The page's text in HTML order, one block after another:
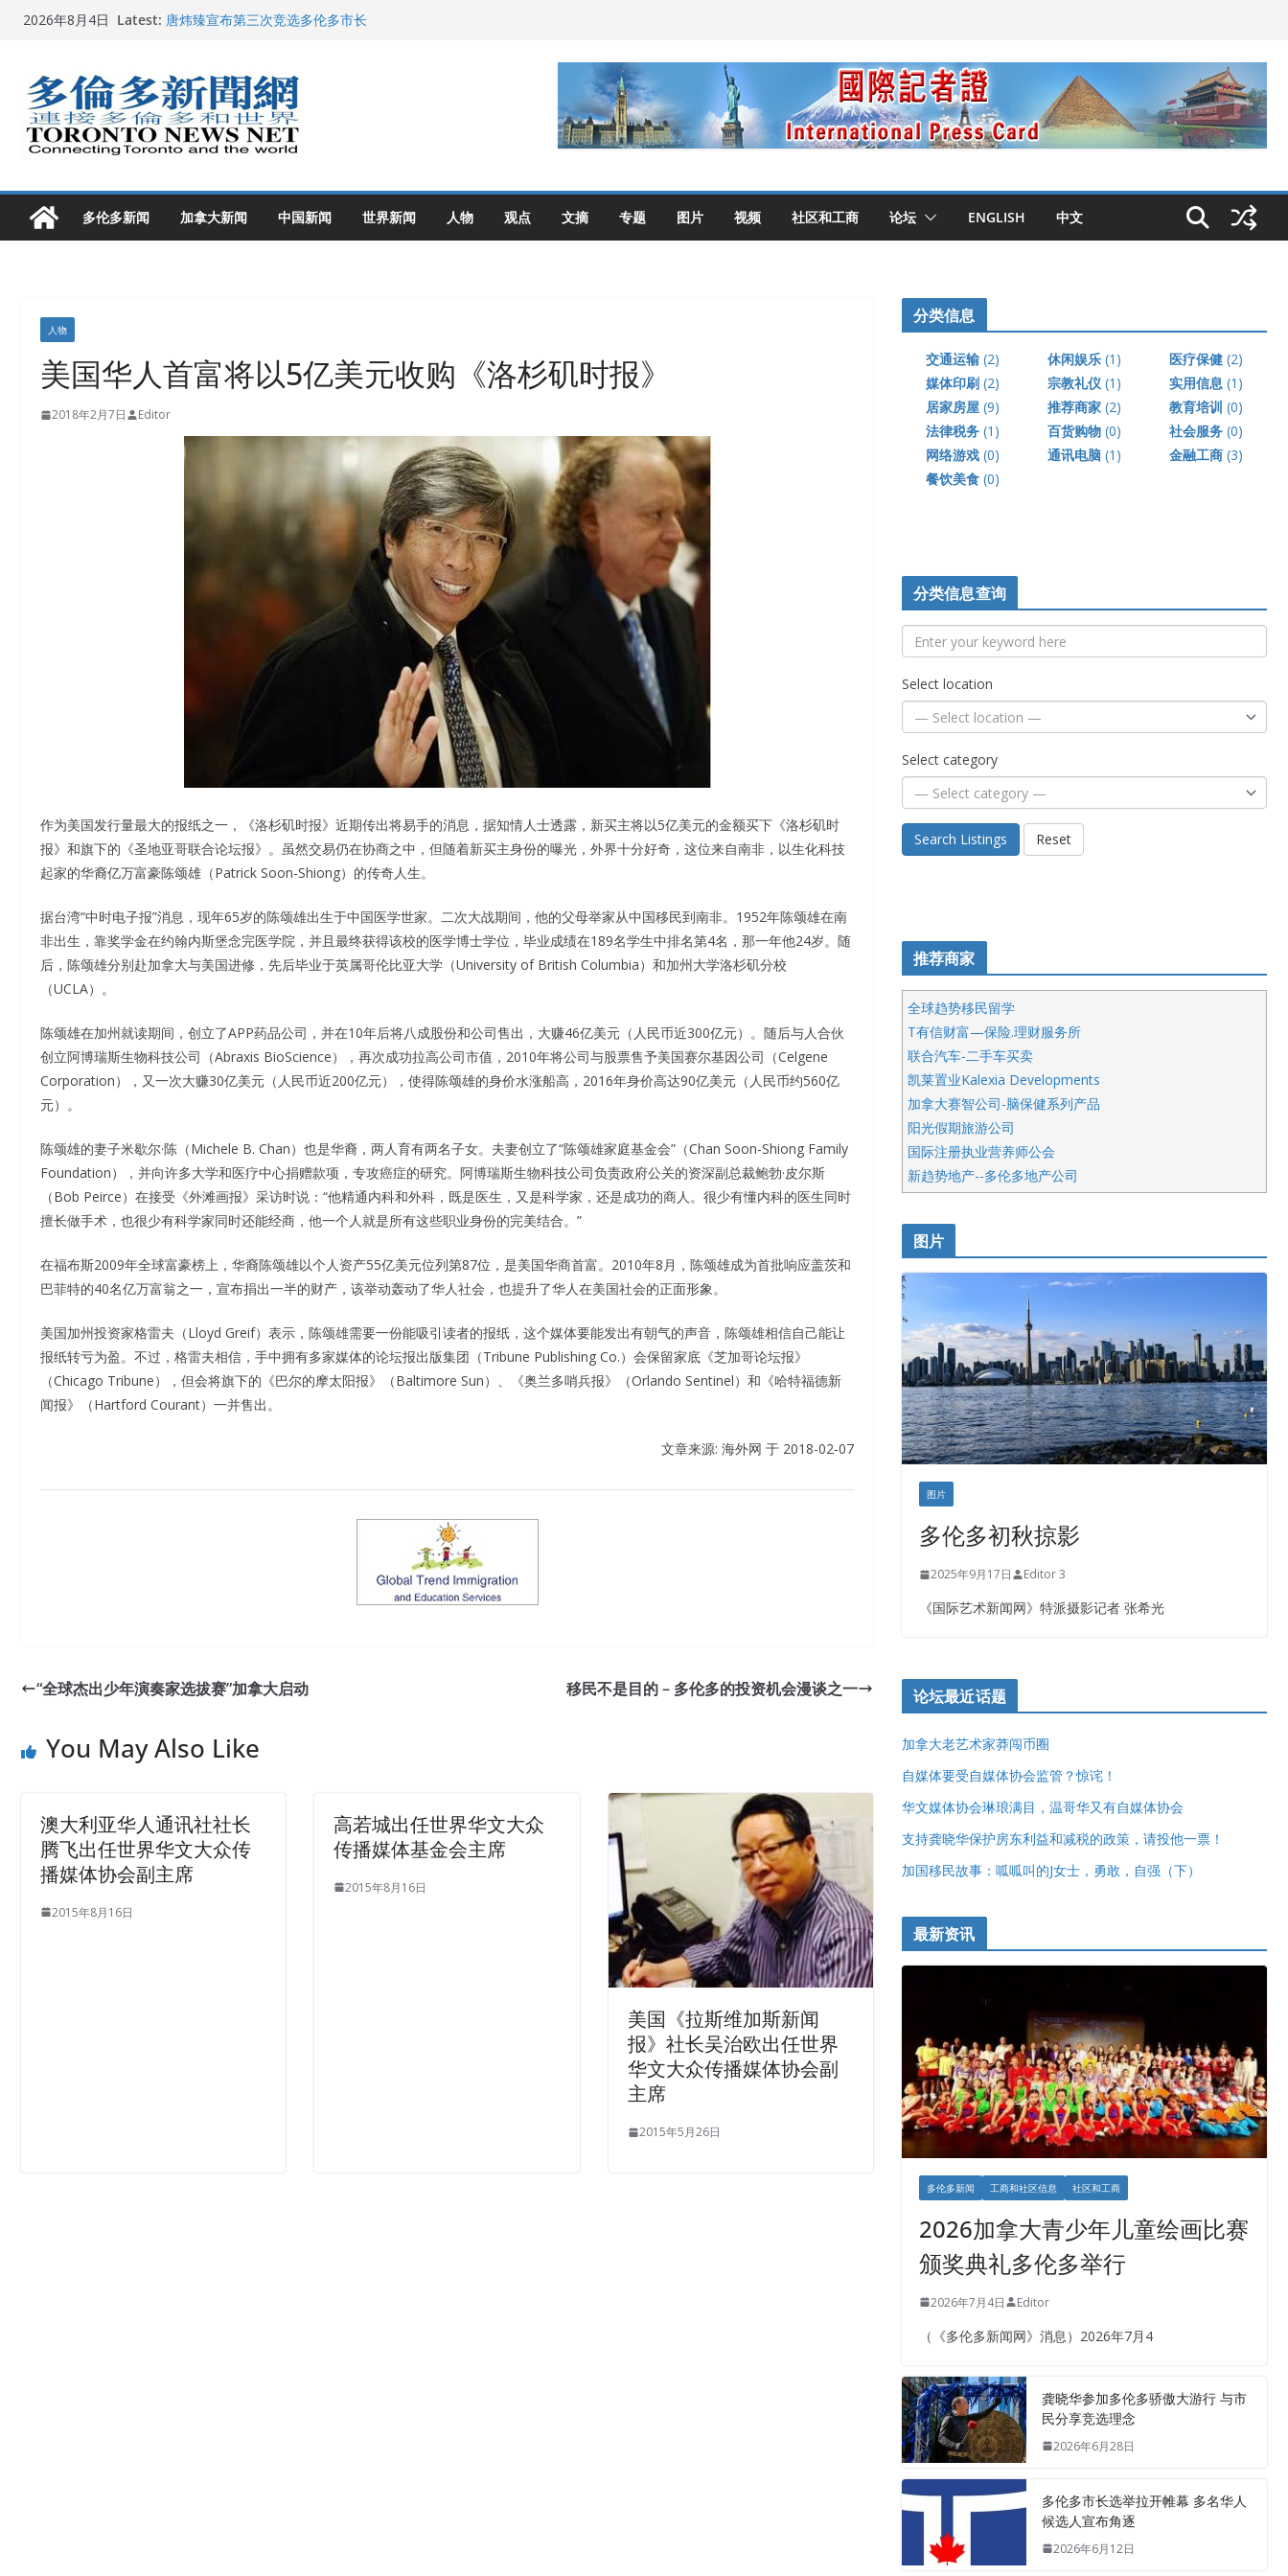
Skip2026年8月4日 Latest: 唐炜臻宣布第三次竞选多伦多市长
多伦多市长选举拉开帷幕 多名华人候选人宣布角逐
2026深圳国际佛事用品展览会暨沉香文化艺术展开幕盛典纪实
多伦多新闻 加拿大新闻 中国新闻 世界新闻 人物 观点 文摘 专题 图片 视频 社区和工商 论坛 ENGLISH 中文
人物
美国华人首富将以5亿美元收购《洛杉矶时报》
2018年2月7日 Editor
作为美国发行量最大的报纸之一，《洛杉矶时报》近期传出将易手的消息，据知情人士透露，新买主将以5亿美元的金额买下《洛杉矶时
报》和旗下的《圣地亚哥联合论坛报》。虽然交易仍在协商之中，但随着新买主身份的曝光，外界十分好奇，这位来自南非，以生化科技
起家的华裔亿万富豪陈颂雄（Patrick Soon-Shiong）的传奇人生。
据台湾“中时电子报”消息，现年65岁的陈颂雄出生于中国医学世家。二次大战期间，他的父母举家从中国移民到南非。1952年陈颂雄在南
非出生，靠奖学金在约翰内斯堡念完医学院，并且最终获得该校的医学博士学位，毕业成绩在189名学生中排名第4名，那一年他24岁。随
后，陈颂雄分别赴加拿大与美国进修，先后毕业于英属哥伦比亚大学（University of British Columbia）和加州大学洛杉矶分校
（UCLA）。
陈颂雄在加州就读期间，创立了APP药品公司，并在10年后将八成股份和公司售出，大赚46亿美元（人民币近300亿元）。随后与人合伙
创立阿博瑞斯生物科技公司（Abraxis BioScience），再次成功拉高公司市值，2010年将公司与股票售予美国赛尔基因公司（Celgene
Corporation），又一次大赚30亿美元（人民币近200亿元），使得陈颂雄的身价水涨船高，2016年身价高达90亿美元（人民币约560亿
元）。
陈颂雄的妻子米歇尔·陈（Michele B. Chan）也是华裔，两人育有两名子女。夫妻创立了“陈颂雄家庭基金会”（Chan Soon-Shiong Family
Foundation），并向许多大学和医疗中心捐赠款项，专攻癌症的研究。阿博瑞斯生物科技公司负责政府公关的资深副总裁鲍勃·皮尔斯
（Bob Peirce）在接受《外滩画报》采访时说：“他精通内科和外科，既是医生，又是科学家，还是成功的商人。很少有懂内科的医生同时
擅长做手术，也很少有科学家同时还能经商，他一个人就是所有这些职业身份的完美结合。”
在福布斯2009年全球富豪榜上，华裔陈颂雄以个人资产55亿美元位列第87位，是美国华商首富。2010年8月，陈颂雄成为首批响应盖茨和
巴菲特的40名亿万富翁之一，宣布捐出一半的财产，该举动轰动了华人社会，也提升了华人在美国社会的正面形象。
美国加州投资家格雷夫（Lloyd Greif）表示，陈颂雄需要一份能吸引读者的报纸，这个媒体要能发出有朝气的声音，陈颂雄相信自己能让
报纸转亏为盈。不过，格雷夫相信，手中拥有多家媒体的论坛报出版集团（Tribune Publishing Co.）会保留家底《芝加哥论坛报》
（Chicago Tribune），但会将旗下的《巴尔的摩太阳报》（Baltimore Sun）、《奥兰多哨兵报》（Orlando Sentinel）和《哈特福德新
闻报》（Hartford Courant）一并售出。
文章来源: 海外网 于 2018-02-07
“全球杰出少年演奏家选拔赛”加拿大启动 移民不是目的 – 多伦多的投资机会漫谈之一
You May Also Like
澳大利亚华人通讯社社长
腾飞出任世界华文大众传
播媒体协会副主席
2015年8月16日
高若城出任世界华文大众
传播媒体基金会主席
2015年8月16日
美国《拉斯维加斯新闻
报》社长吴治欧出任世界
华文大众传播媒体协会副
主席
2015年5月26日
分类信息
交通运输 (2) 休闲娱乐 (1) 医疗保健 (2)
媒体印刷 (2) 宗教礼仪 (1) 实用信息 (1)
居家房屋 (9) 推荐商家 (2) 教育培训 (0)
法律税务 (1) 百货购物 (0) 社会服务 (0)
网络游戏 (0) 通讯电脑 (1) 金融工商 (3)
餐饮美食 (0)
分类信息查询
Select location
Select category
Search Listings Reset
推荐商家
全球趋势移民留学
T有信财富—保险.理财服务所
联合汽车-二手车买卖
凯莱置业Kalexia Developments
加拿大赛智公司-脑保健系列产品
阳光假期旅游公司
国际注册执业营养师公会
新趋势地产--多伦多地产公司
呱呱电器
开明车行KS CAR SALES & SERVICE
健健宝公司
皇后金融集团
正点印艺设计
图片
图片
多伦多初秋掠影
2025年9月17日 Editor 3
《国际艺术新闻网》特派摄影记者 张希光
论坛最近话题
加拿大老艺术家莽闯币圈
自媒体要受自媒体协会监管？惊诧！
华文媒体协会琳琅满目，温哥华又有自媒体协会
支持龚晓华保护房东利益和减税的政策，请投他一票！
加国移民故事：呱呱叫的J女士，勇敢，自强（下）
最新资讯
多伦多新闻 工商和社区信息 社区和工商
2026加拿大青少年儿童绘画比赛
颁奖典礼多伦多举行
2026年7月4日 Editor
（《多伦多新闻网》消息）2026年7月4
龚晓华参加多伦多骄傲大游行 与市
民分享竞选理念
2026年6月28日
多伦多市长选举拉开帷幕 多名华人
候选人宣布角逐
2026年6月12日